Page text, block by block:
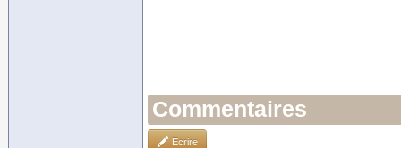
Commentaires
Ecrire